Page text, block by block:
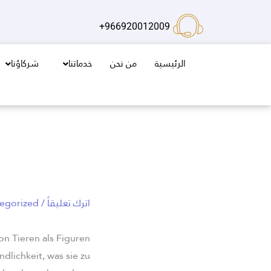
966920012009+
الرئيسية من نحن خدماتنا شركاؤنا
اترك تعليقاً/
Tieren als Figuren
was sie zu